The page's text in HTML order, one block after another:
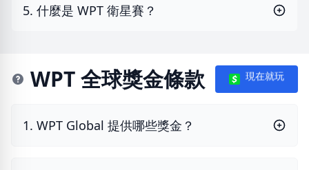
5. 什麼是 WPT 衛星賽？
WPT 全球獎金條款 現在就玩
1. WPT Global 提供哪些獎金？